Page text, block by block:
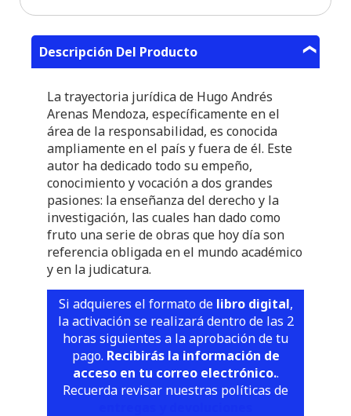
Descripción Del Producto
La trayectoria jurídica de Hugo Andrés
Arenas Mendoza, específicamente en el
área de la responsabilidad, es conocida
ampliamente en el país y fuera de él. Este
autor ha dedicado todo su empeño,
conocimiento y vocación a dos grandes
pasiones: la enseñanza del derecho y la
investigación, las cuales han dado como
fruto una serie de obras que hoy día son
referencia obligada en el mundo académico
y en la judicatura.
Si adquieres el formato de libro digital,
la activación se realizará dentro de las 2
horas siguientes a la aprobación de tu
pago. Recibirás la información de
acceso en tu correo electrónico..
Recuerda revisar nuestras políticas de